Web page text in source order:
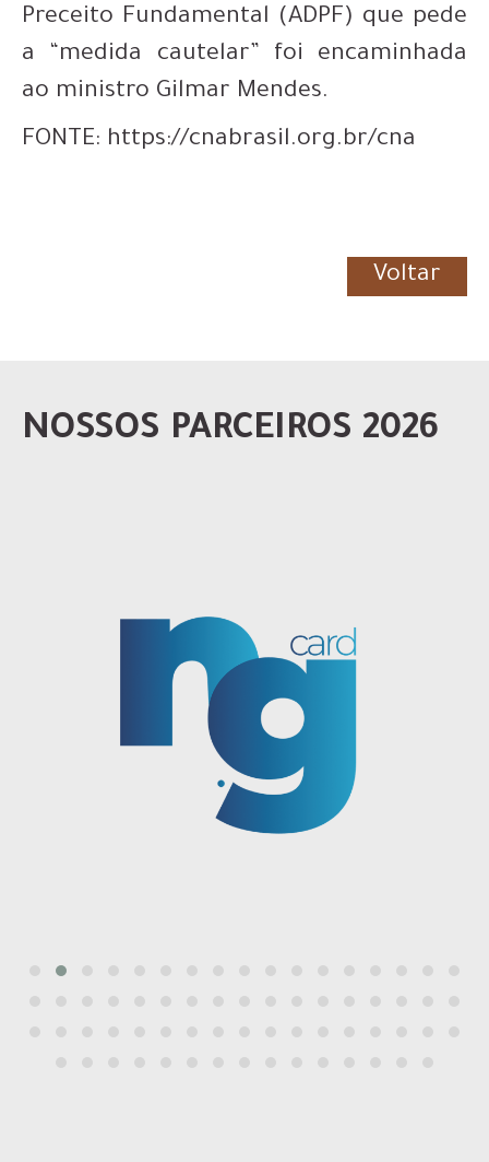
Preceito Fundamental (ADPF) que pede
a “medida cautelar” foi encaminhada
ao ministro Gilmar Mendes.
FONTE: https://cnabrasil.org.br/cna
Voltar
NOSSOS PARCEIROS 2026